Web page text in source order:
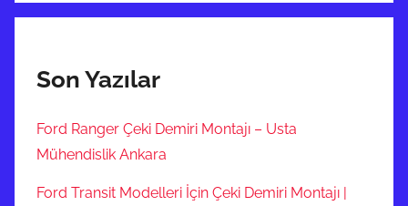
Son Yazılar
Ford Ranger Çeki Demiri Montajı – Usta
Mühendislik Ankara
Ford Transit Modelleri İçin Çeki Demiri Montajı |